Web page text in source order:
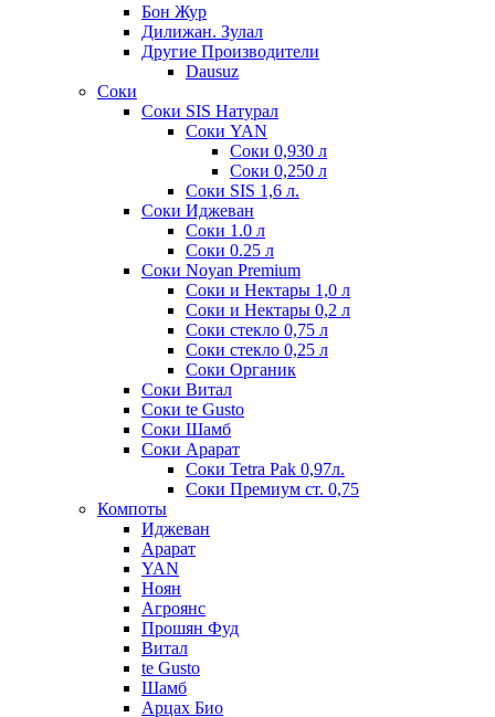
Бон Жур
Дилижан. Зулал
Другие Производители
Dausuz
Соки
Соки SIS Натурал
Соки YAN
Соки 0,930 л
Соки 0,250 л
Соки SIS 1,6 л.
Соки Иджеван
Соки 1.0 л
Соки 0.25 л
Соки Noyan Premium
Соки и Нектары 1,0 л
Соки и Нектары 0,2 л
Соки стекло 0,75 л
Соки стекло 0,25 л
Соки Органик
Соки Витал
Соки te Gusto
Соки Шамб
Соки Арарат
Соки Tetra Pak 0,97л.
Соки Премиум ст. 0,75
Компоты
Иджеван
Арарат
YAN
Ноян
Агроянс
Прошян Фуд
Витал
te Gusto
Шамб
Арцах Био